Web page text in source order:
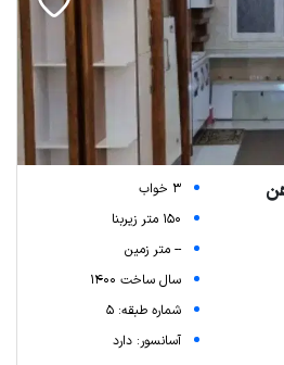
3 خواب
150 متر زیربنا
-- متر زمین
سال ساخت 1400
شماره طبقه: 5
آسانسور: دارد